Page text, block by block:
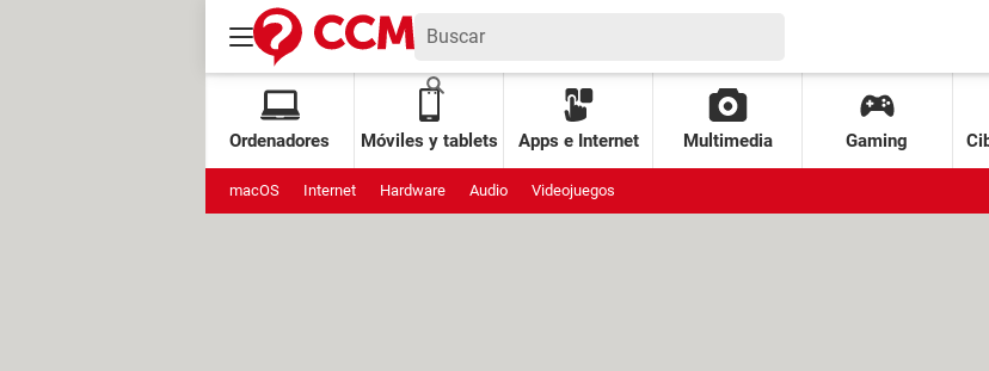
Ordenadores Móviles y tablets Apps e Internet Multimedia Gaming
macOS Internet Hardware Audio Videojuegos